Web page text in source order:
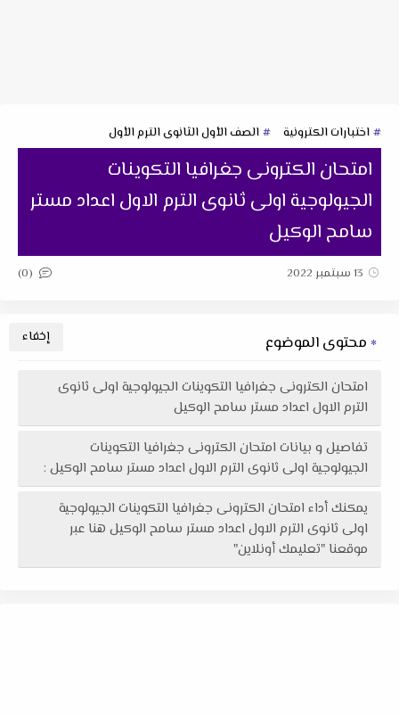
اختبارات الكترونية الصف الأول الثانوى الترم الأول
امتحان الكترونى جغرافيا التكوينات
الجيولوجية اولى ثانوى الترم الاول اعداد مستر
سامح الوكيل
13 سبتمبر 2022 (0)
محتوى الموضوع
امتحان الكترونى جغرافيا التكوينات الجيولوجية اولى ثانوى
الترم الاول اعداد مستر سامح الوكيل
تفاصيل و بيانات امتحان الكترونى جغرافيا التكوينات
الجيولوجية اولى ثانوى الترم الاول اعداد مستر سامح الوكيل :
يمكنك أداء امتحان الكترونى جغرافيا التكوينات الجيولوجية
اولى ثانوى الترم الاول اعداد مستر سامح الوكيل هنا عبر
موقعنا "تعليمك أونلاين"